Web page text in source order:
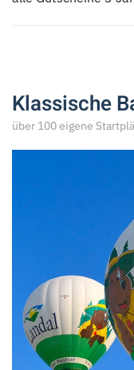
Klassische
über 100 eigene